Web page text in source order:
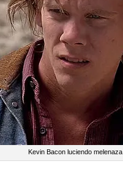
Kevin Bacon luciendo melenaza